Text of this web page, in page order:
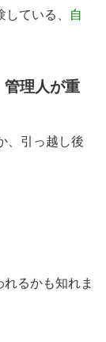
ている、
自
管理人が重
、引っ越し後
るかも知れま